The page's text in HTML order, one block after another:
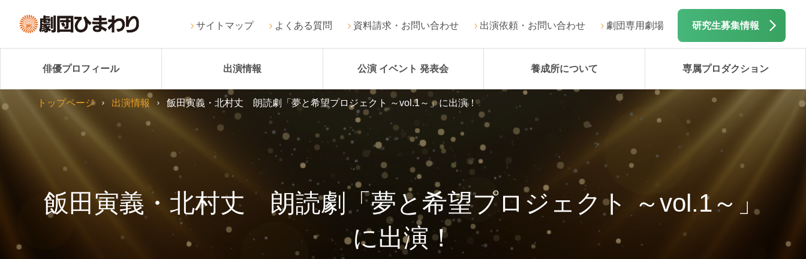
サイトマップ よくある質問 資料請求・お問い合わせ 出演依頼・お問い合わせ 劇団専用劇場 研究生募集情報
俳優プロフィール 出演情報 公演 イベント 発表会 養成所について 専属プロダクション
飯田寅義・北村丈 朗読劇「夢と希望プロジェクト ～vol.1～」
に出演！
トップページ 出演情報 飯田寅義・北村丈 朗読劇「夢と希望プロジェクト ～vol.1～」に出演！